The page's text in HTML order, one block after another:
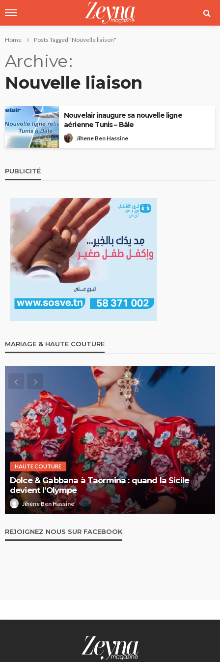
Home Posts Tagged "Nouvelle liaison"
Archive
Nouvelle liaison
Nouvelair inaugure sa nouvelle ligne
aérienne Tunis – Bâle
Jihene Ben Hassine
PUBLICITÉ
MARIAGE & HAUTE COUTURE
HAUTE COUTURE
Dolce & Gabbana à Taormina : quand la Sicile
devient l’Olympe
Jihène Ben Hassine
REJOIGNEZ NOUS SUR FACEBOOK